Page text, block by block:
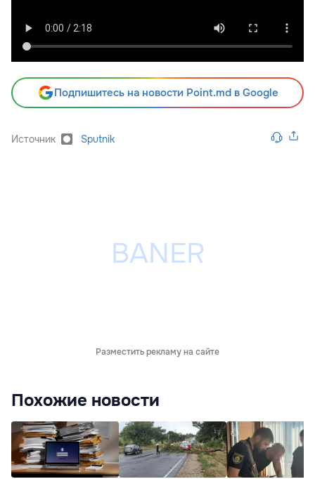
Подпишитесь на новости Point.md в Google
Источник Sputnik
Разместить рекламу на сайте
Похожие новости